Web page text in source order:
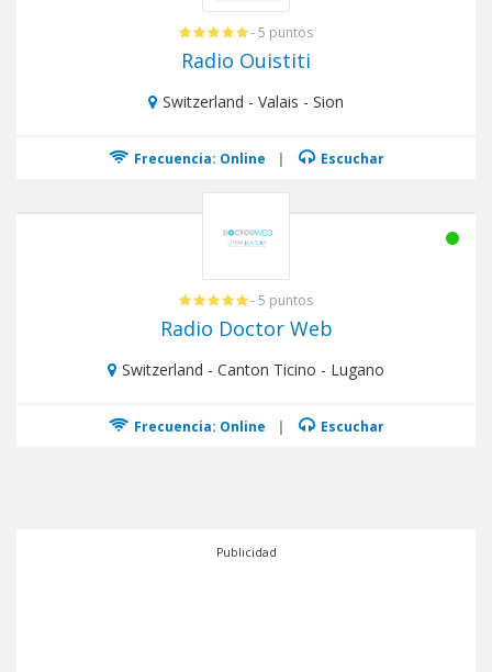
- 5 puntos
Radio Ouistiti
Switzerland - Valais - Sion
Frecuencia: Online | Escuchar
- 5 puntos
Radio Doctor Web
Switzerland - Canton Ticino - Lugano
Frecuencia: Online | Escuchar
Publicidad